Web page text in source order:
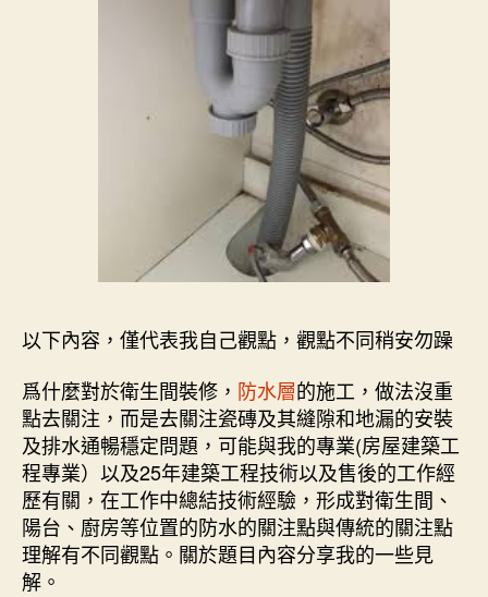
以下內容，僅代表我自己觀點，觀點不同稍安勿躁
爲什麼對於衛生間裝修， 防水層的施工，做法沒重
點去關注，而是去關注瓷磚及其縫隙和地漏的安裝
及排水通暢穩定問題，可能與我的專業(房屋建築工
程專業）以及25年建築工程技術以及售後的工作經
歷有關，在工作中總結技術經驗，形成對衛生間、
陽台、廚房等位置的防水的關注點與傳統的關注點
理解有不同觀點。關於題目內容分享我的一些見
解。